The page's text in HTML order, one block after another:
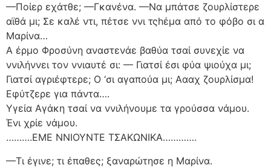
—Ποίερ εχάτθε; —Γκανένα. —Να μπάτσε ζουρλίστερε
αϊθά μι; Σε καλέ ντι, πέτσε ννι τςhέμα από το φόβο σι α
Μαρίνα…
Α έρμο Φροσύνη αναστενάε βαθύα τσαί συνεχίε να
ννιλήννει τον ννιαυτέ σι: — Γιατσί έσι φύα ψιούχα μι;
Γιατσί αγριέφτερε; Ο ‘σι αγαπούα μι; Αααχ ζουρλίσμα!
Εφύτζερε για πάντα….
Υγεία Αγάκη τσαί να ννιλήνουμε τα γρούσσα νάμου.
Ένι χρίε νάμου.
……….ΕΜΕ ΝΝΙΟΥΝΤΕ ΤΣΑΚΩΝΙΚΑ………….
—Τι έγινε; τι έπαθες; ξαναρώτησε η Μαρίνα.